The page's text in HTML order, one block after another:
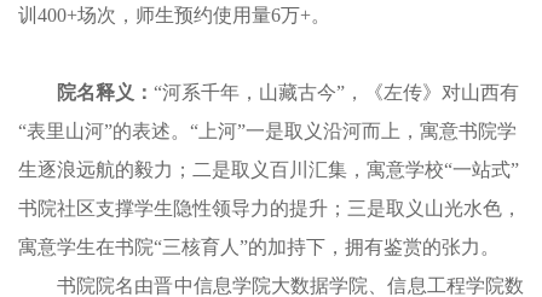
训400+场次，师生预约使用量6万+。
院名释义： “河系千年，山藏古今”，《左传》对山西有
“表里山河”的表述。“上河”一是取义沿河而上，寓意书院学
生逐浪远航的毅力；二是取义百川汇集，寓意学校“一站式”
书院社区支撑学生隐性领导力的提升；三是取义山光水色，
寓意学生在书院“三核育人”的加持下，拥有鉴赏的张力。
书院院名由晋中信息学院大数据学院、信息工程学院数